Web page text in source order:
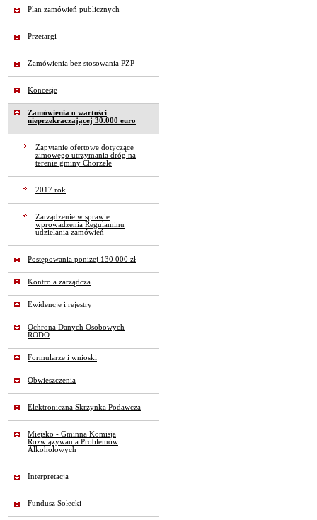
Plan zamówień publicznych
Przetargi
Zamówienia bez stosowania PZP
Koncesje
Zamówienia o wartości
nieprzekraczającej 30.000 euro
Zapytanie ofertowe dotyczące
zimowego utrzymania dróg na
terenie gminy Chorzele
2017 rok
Zarządzenie w sprawie
wprowadzenia Regulaminu
udzielania zamówień
Postępowania poniżej 130 000 zł
Kontrola zarządcza
Ewidencje i rejestry
Ochrona Danych Osobowych
RODO
Formularze i wnioski
Obwieszczenia
Elektroniczna Skrzynka Podawcza
Miejsko - Gminna Komisja
Rozwiązywania Problemów
Alkoholowych
Interpretacja
Fundusz Sołecki